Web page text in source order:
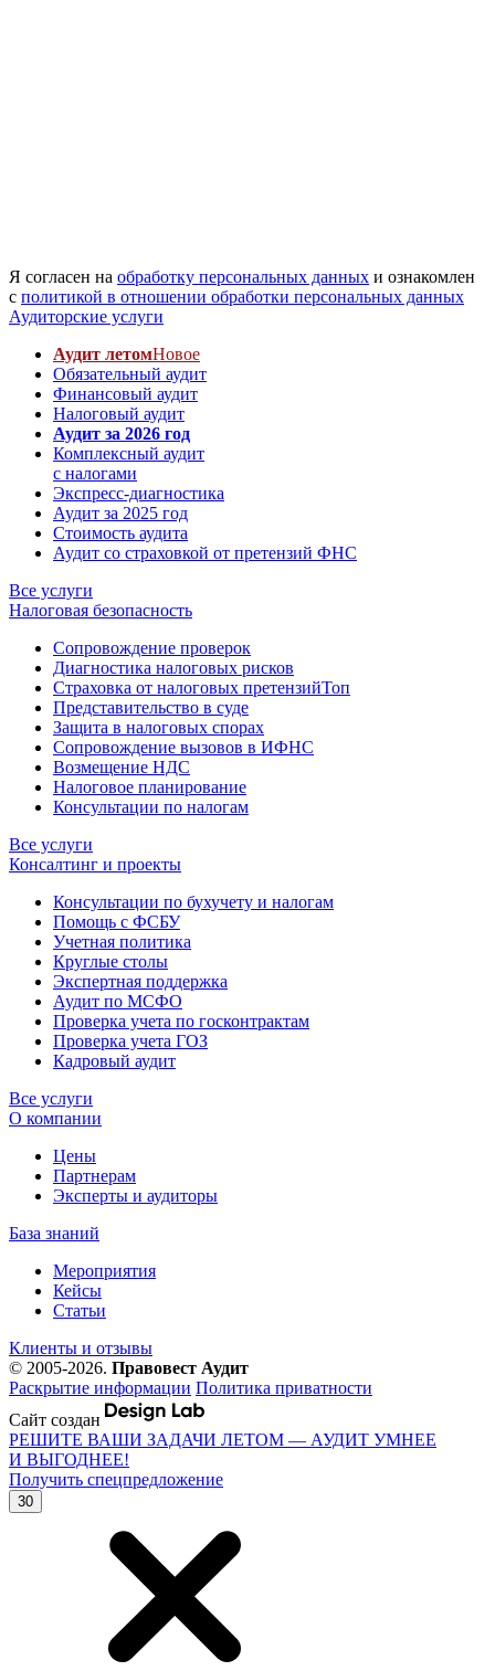
Я согласен на обработку персональных данных и ознакомлен
с политикой в отношении обработки персональных данных
Аудиторские услуги
Аудит летомНовое
Обязательный аудит
Финансовый аудит
Налоговый аудит
Аудит за 2026 год
Комплексный аудит
с налогами
Экспресс-диагностика
Аудит за 2025 год
Стоимость аудита
Аудит со страховкой от претензий ФНС
Все услуги
Налоговая безопасность
Сопровождение проверок
Диагностика налоговых рисков
Страховка от налоговых претензийТоп
Представительство в суде
Защита в налоговых спорах
Сопровождение вызовов в ИФНС
Возмещение НДС
Налоговое планирование
Консультации по налогам
Все услуги
Консалтинг и проекты
Консультации по бухучету и налогам
Помощь с ФСБУ
Учетная политика
Круглые столы
Экспертная поддержка
Аудит по МСФО
Проверка учета по госконтрактам
Проверка учета ГОЗ
Кадровый аудит
Все услуги
О компании
Цены
Партнерам
Эксперты и аудиторы
База знаний
Мероприятия
Кейсы
Статьи
Клиенты и отзывы
© 2005-2026. Правовест Аудит
Раскрытие информации Политика приватности
Сайт создан
РЕШИТЕ ВАШИ ЗАДАЧИ ЛЕТОМ — АУДИТ УМНЕЕ
И ВЫГОДНЕЕ!
Получить спецпредложение
30